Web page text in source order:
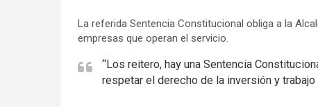
t
s
e
La referida Sentencia Constitucional obliga a la
empresas que operan el servicio.
“Los reitero, hay una Sentencia
respetar el derecho de la inversión y